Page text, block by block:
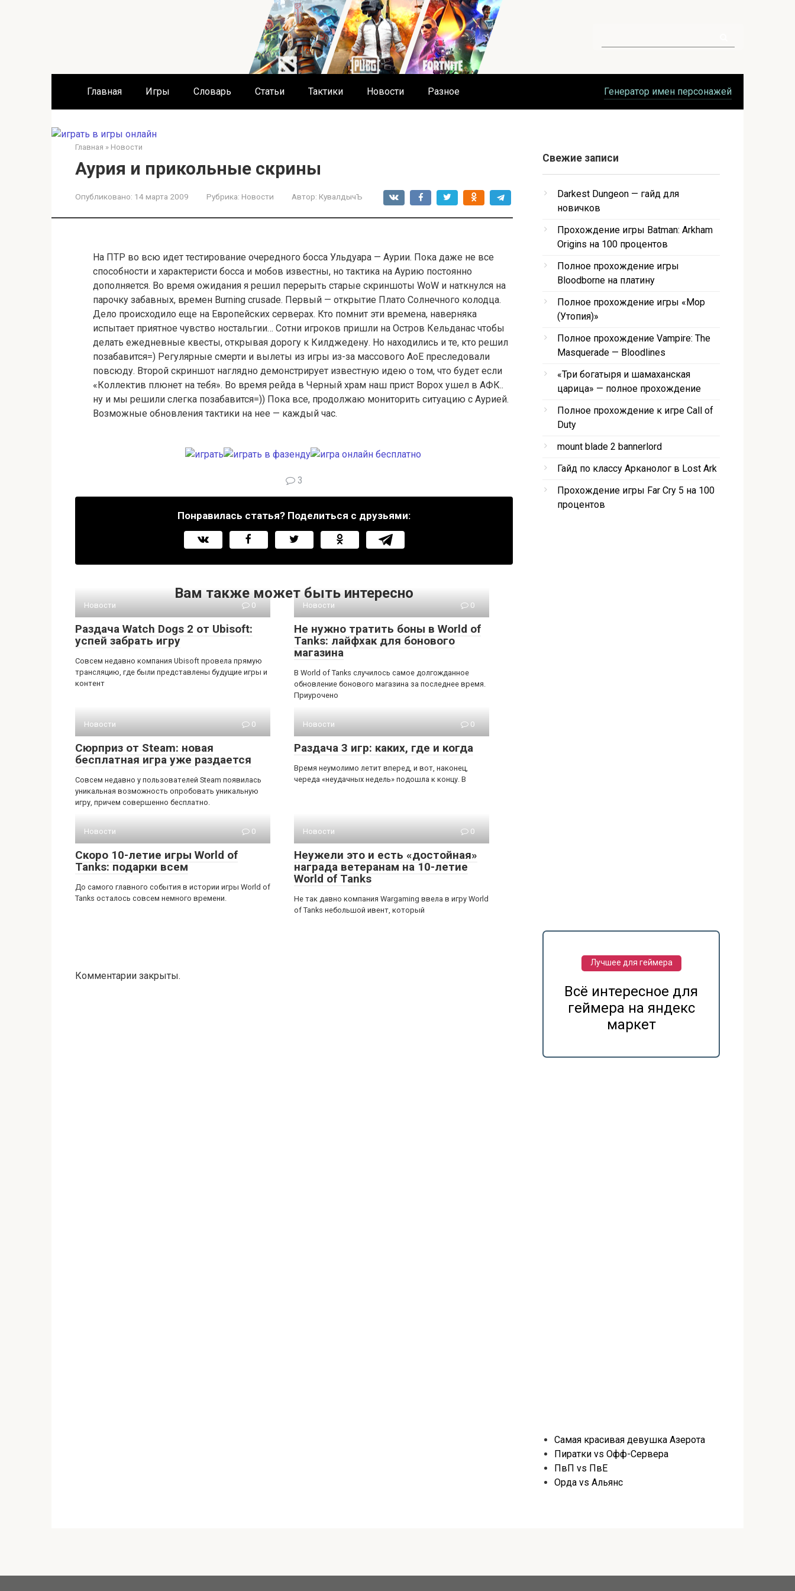
Главная Игры Словарь Статьи Тактики Новости Разное Генератор имен персонажей
Главная » Новости
Аурия и прикольные скрины
Опубликовано: 14 марта 2009 Рубрика: Новости Автор: КувалдычЪ
На ПТР во всю идет тестирование очередного босса Ульдуара — Аурии. Пока даже не все
способности и характеристи босса и мобов известны, но тактика на Аурию постоянно
дополняется. Во время ожидания я решил перерыть старые скриншоты WoW и наткнулся на
парочку забавных, времен Burning crusade. Первый — открытие Плато Солнечного колодца.
Дело происходило еще на Европейских серверах. Кто помнит эти времена, наверняка
испытает приятное чувство ностальгии… Сотни игроков пришли на Остров Кельданас чтобы
делать ежедневные квесты, открывая дорогу к Килджедену. Но находились и те, кто решил
позабавится=) Регулярные смерти и вылеты из игры из-за массового АоЕ преследовали
повсюду. Второй скриншот наглядно демонстрирует известную идею о том, что будет если
«Коллектив плюнет на тебя». Во время рейда в Черный храм наш прист Ворох ушел в АФК..
ну и мы решили слегка позабавится=)) Пока все, продолжаю мониторить ситуацию с Аурией.
Возможные обновления тактики на нее — каждый час.
3
Понравилась статья? Поделиться с друзьями:
Вам также может быть интересно
Новости 0
Раздача Watch Dogs 2 от Ubisoft:
успей забрать игру
Совсем недавно компания Ubisoft провела прямую
трансляцию, где были представлены будущие игры и
контент
Новости 0
Не нужно тратить боны в World of
Tanks: лайфхак для бонового
магазина
В World of Tanks случилось самое долгожданное
обновление бонового магазина за последнее время.
Приурочено
Новости 0
Сюрприз от Steam: новая
бесплатная игра уже раздается
Совсем недавно у пользователей Steam появилась
уникальная возможность опробовать уникальную
игру, причем совершенно бесплатно.
Новости 0
Раздача 3 игр: каких, где и когда
Время неумолимо летит вперед, и вот, наконец,
череда «неудачных недель» подошла к концу. В
Новости 0
Скоро 10-летие игры World of
Tanks: подарки всем
До самого главного события в истории игры World of
Tanks осталось совсем немного времени.
Новости 0
Неужели это и есть «достойная»
награда ветеранам на 10-летие
World of Tanks
Не так давно компания Wargaming ввела в игру World
of Tanks небольшой ивент, который
Комментарии закрыты.
Свежие записи
Darkest Dungeon — гайд для
новичков
Прохождение игры Batman: Arkham
Origins на 100 процентов
Полное прохождение игры
Bloodborne на платину
Полное прохождение игры «Мор
(Утопия)»
Полное прохождение Vampire: The
Masquerade — Bloodlines
«Три богатыря и шамаханская
царица» — полное прохождение
Полное прохождение к игре Call of
Duty
mount blade 2 bannerlord
Гайд по классу Арканолог в Lost Ark
Прохождение игры Far Cry 5 на 100
процентов
Лучшее для геймера
Всё интересное для
геймера на яндекс
маркет
Самая красивая девушка Азерота
Пиратки vs Офф-Сервера
ПвП vs ПвЕ
Орда vs Альянс